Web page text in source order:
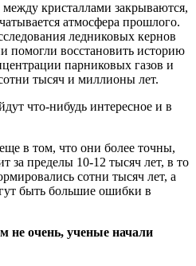
кристаллами закрываются,
атмосфера прошлого.
ледниковых кернов
помогли восстановить историю
парниковых газов и
тысяч и миллионы лет.
что-нибудь интересное и в
в том, что они более точны,
за пределы 10-12 тысяч лет, в то
сотни тысяч лет, а
быть большие ошибки в
не очень, ученые начали